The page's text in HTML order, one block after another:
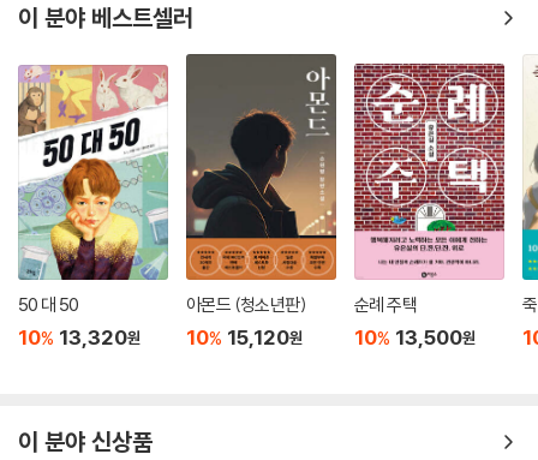
이 분야 베스트셀러
50 대 50
10% 13,320원
아몬드 (청소년판)
10% 15,120원
순례 주택
10% 13,500원
이 분야 신상품